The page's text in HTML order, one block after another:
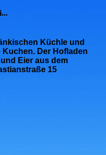
Küchle und
Der Hofladen
Eier aus dem
15